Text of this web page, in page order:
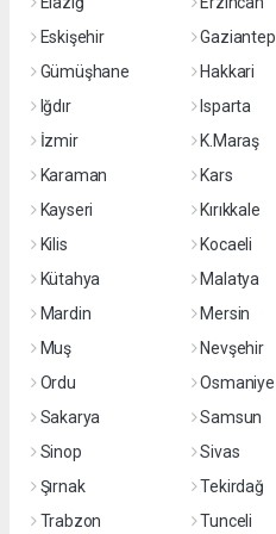
Eskişehir
Gaziantep
Gümüşhane
Hakkari
Iğdır
Isparta
İzmir
K.Maraş
Karaman
Kars
Kayseri
Kırıkkale
Kilis
Kocaeli
Kütahya
Malatya
Mardin
Mersin
Muş
Nevşehir
Ordu
Osmaniye
Sakarya
Samsun
Sinop
Sivas
Şırnak
Tekirdağ
Trabzon
Tunceli